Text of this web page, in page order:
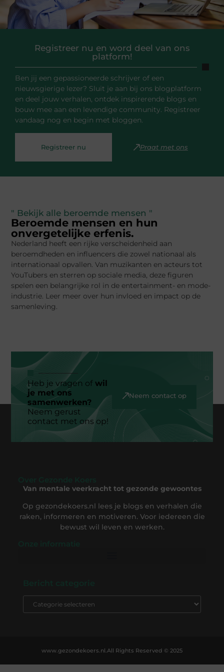
Registreer nu en word deel van ons
platform!
Ben jij een gepassioneerde schrijver of een
nieuwsgierige lezer? Sluit je aan bij ons blogplatform
en deel jouw verhalen, ontdek inspirerende blogs en
bouw mee aan een levendige community. Registreer
vandaag nog en begin met bloggen.
Registreer nu Praat met ons
" Bekijk alle beroemde mensen "
Beroemde mensen en hun
onvergetelijke erfenis.
Nederland heeft een rijke verscheidenheid aan
beroemdheden en influencers die zowel nationaal als
internationaal opvallen. Van muzikanten en acteurs tot
YouTubers en sterren op sociale media, deze figuren
spelen een belangrijke rol in de entertainment- en mode-
industrie. Leer meer over hun invloed en impact op de
samenleving.
Heb je vragen ofwil
je met ons
samenwerken?
Neem gerust
contact met ons op!
Neem contact op
Van mentale veerkracht tot gezonde gewoontes
Op gezondekoers.nl lees je blogs en verhalen die
raken, informeren en motiveren. Voor iedereen die
bewust wil leven en werken.
All Rights Reserved © 2025
www.gezondekoers.nl.